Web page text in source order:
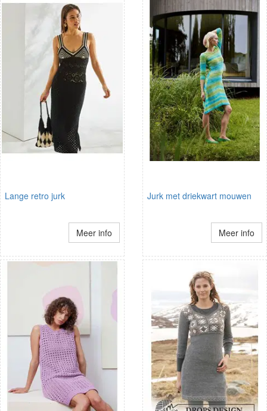
Lange retro jurk
Meer info
Jurk met driekwart mouwen
Meer info